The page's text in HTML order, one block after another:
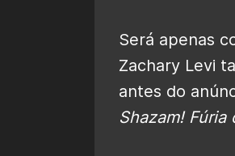
Será apenas
Zachary Levi
antes do
Shazam! Fúria